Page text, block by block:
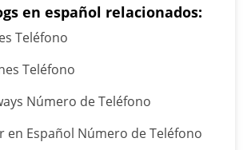
en español relacionados:
Teléfono
Teléfono
Número de Teléfono
en Español Número de Teléfono